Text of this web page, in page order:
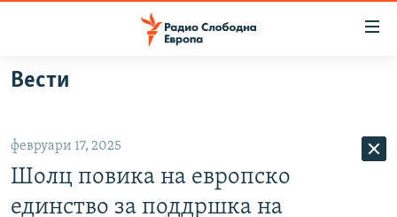
Оди
на
Оди
на
главната
навигација
ВИЗУЕЛНО
Вести
февруари 17, 2025
Шолц повика на европско
единство за поддршка на